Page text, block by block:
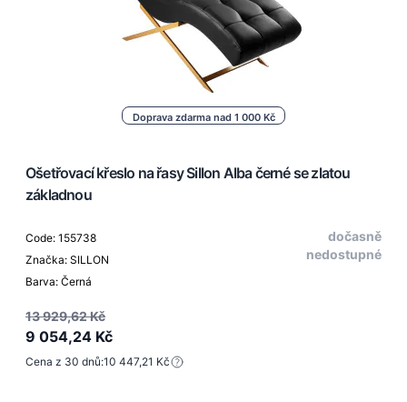
Doprava zdarma nad 1 000 Kč
Ošetřovací křeslo na řasy Sillon Alba černé se zlatou
základnou
Code: 155738
Značka: SILLON
Barva: Černá
dočasně
nedostupné
13 929,62 Kč
9 054,24 Kč
Cena z 30 dnů:10 447,21 Kč